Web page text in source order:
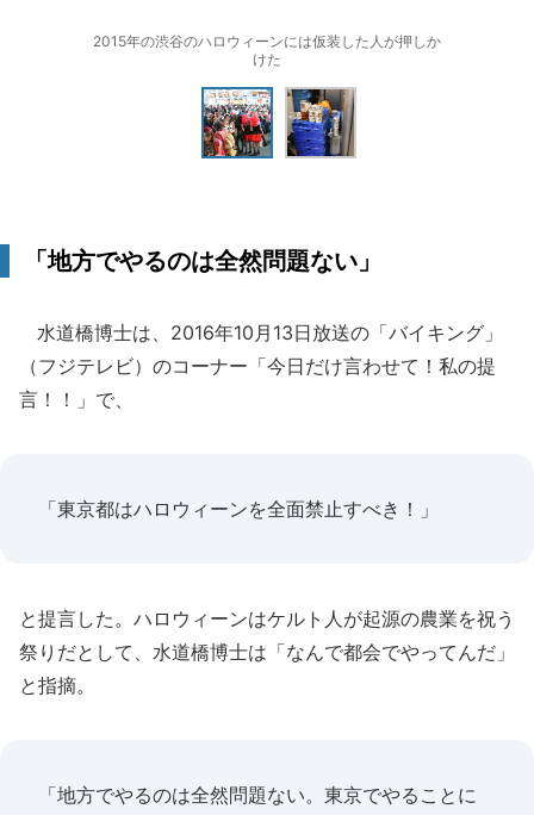
2015年の渋谷のハロウィーンには仮装した人が押しか
けた
「地方でやるのは全然問題ない」
水道橋博士は、2016年10月13日放送の「バイキング」
（フジテレビ）のコーナー「今日だけ言わせて！私の提
言！！」で、
「東京都はハロウィーンを全面禁止すべき！」
と提言した。ハロウィーンはケルト人が起源の農業を祝う
祭りだとして、水道橋博士は「なんで都会でやってんだ」
と指摘。
「地方でやるのは全然問題ない。東京でやることに